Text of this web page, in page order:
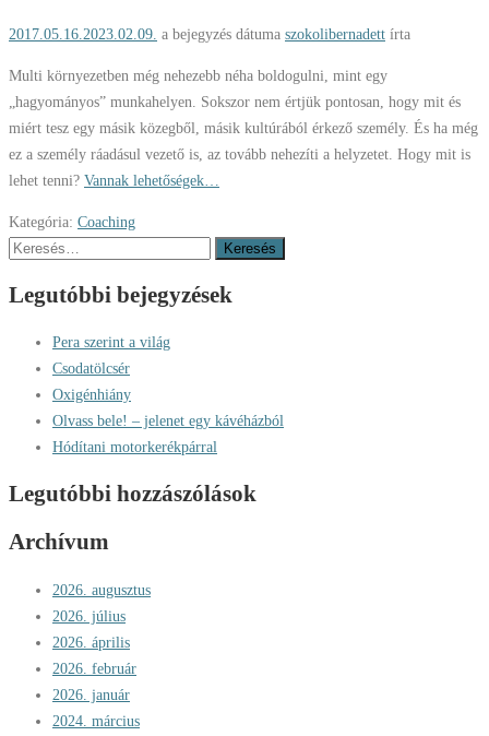
2017.05.16. 2023.02.09. a bejegyzés dátuma szokolibernadett írta
Multi környezetben még nehezebb néha boldogulni, mint egy
„hagyományos” munkahelyen. Sokszor nem értjük pontosan, hogy mit és
miért tesz egy másik közegből, másik kultúrából érkező személy. És ha még
ez a személy ráadásul vezető is, az tovább nehezíti a helyzetet. Hogy mit is
lehet tenni? Vannak lehetőségek…
Kategória: Coaching
Keresés:
Legutóbbi bejegyzések
Pera szerint a világ
Csodatölcsér
Oxigénhiány
Olvass bele! – jelenet egy kávéházból
Hódítani motorkerékpárral
Legutóbbi hozzászólások
Archívum
2026. augusztus
2026. július
2026. április
2026. február
2026. január
2024. március